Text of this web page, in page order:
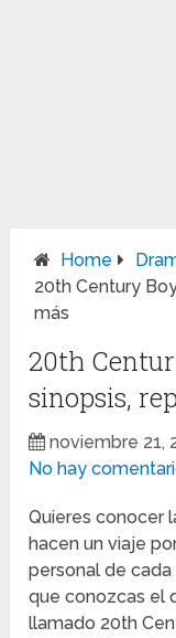
Home
20th Century
más
20th
sinopsis,
noviembre 21,
No hay
Quieres conocer
hacen un viaje
personal de
que conozcas el
llamado 20th